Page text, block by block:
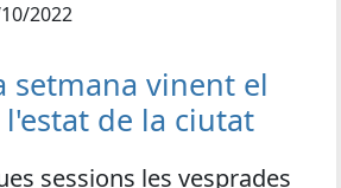
2022
setmana vinent el
de la ciutat
sessions les vesprades